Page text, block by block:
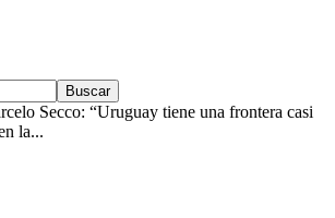
Secco: “Uruguay tiene una frontera casi
la...